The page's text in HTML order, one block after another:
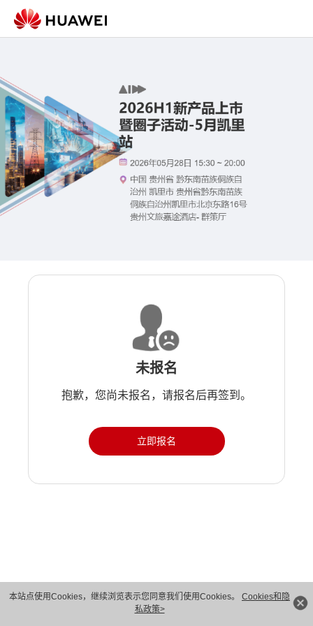
本站点使用Cookies，继续浏览表示您同意我们使用Cookies。 Cookies和隐
私政策>
未报名
抱歉，您尚未报名，请报名后再签到。
立即报名
版权所有 © 华为技术有限公司 1998-2026。 保留一切权利。粤A2-20044005号
隐私保护
法律声明